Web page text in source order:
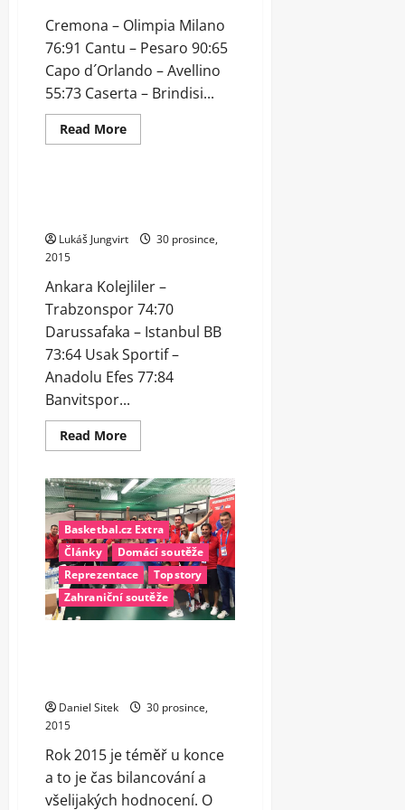
Cremona – Olimpia Milano
76:91 Cantu – Pesaro 90:65
Capo d´Orlando – Avellino
55:73 Caserta – Brindisi...
Read MoreRead
more
Archiv Telegraficky
Lukáš Jungvirt
30 prosince,
2015
Ankara Kolejliler –
Trabzonspor 74:70
Darussafaka – Istanbul BB
73:64 Usak Sportif –
Anadolu Efes 77:84
Banvitspor...
Read MoreRead
more
13.
kola
turecké
Super
Ligi
Basketbal.cz Extra
Články
Domácí soutěže
Reprezentace
Topstory
Zahraniční soutěže
Daniel Sitek
30 prosince,
2015
Rok 2015 je téměř u konce
a to je čas bilancování a
všelijakých hodnocení. O